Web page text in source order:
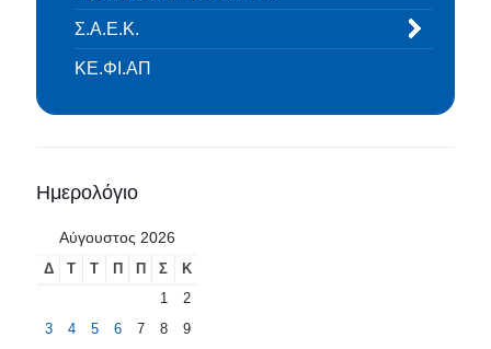
Σ.Α.Ε.Κ.
ΚΕ.ΦΙ.ΑΠ
Ημερολόγιο
Αύγουστος 2026
Δ Τ Τ Π Π Σ
Κ
1
2
3
4 5 6 7 8
9